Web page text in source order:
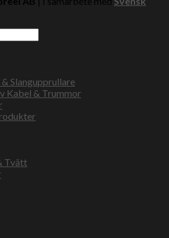
Slangupprullare
Kabel & Trummor
Tvätt